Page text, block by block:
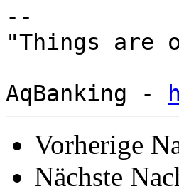
--
"Things are
AqBanking -
Vorherige
Nächste